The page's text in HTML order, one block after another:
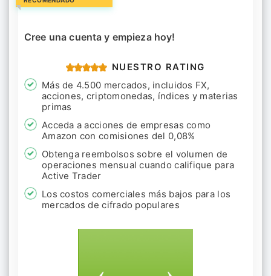
Cree una cuenta y empieza hoy!
NUESTRO RATING
Más de 4.500 mercados, incluidos FX,
acciones, criptomonedas, índices y materias
primas
Acceda a acciones de empresas como
Amazon con comisiones del 0,08%
Obtenga reembolsos sobre el volumen de
operaciones mensual cuando califique para
Active Trader
Los costos comerciales más bajos para los
mercados de cifrado populares